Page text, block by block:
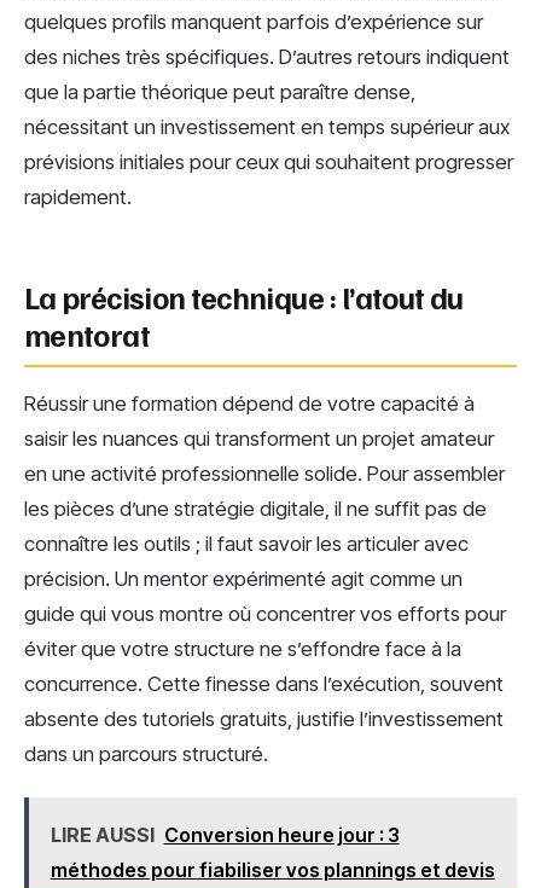
quelques profils manquent parfois d’expérience sur
des niches très spécifiques. D’autres retours indiquent
que la partie théorique peut paraître dense,
nécessitant un investissement en temps supérieur aux
prévisions initiales pour ceux qui souhaitent progresser
rapidement.
La précision technique : l’atout du
mentorat
Réussir une formation dépend de votre capacité à
saisir les nuances qui transforment un projet amateur
en une activité professionnelle solide. Pour assembler
les pièces d’une stratégie digitale, il ne suffit pas de
connaître les outils ; il faut savoir les articuler avec
précision. Un mentor expérimenté agit comme un
guide qui vous montre où concentrer vos efforts pour
éviter que votre structure ne s’effondre face à la
concurrence. Cette finesse dans l’exécution, souvent
absente des tutoriels gratuits, justifie l’investissement
dans un parcours structuré.
LIRE AUSSI Conversion heure jour : 3
méthodes pour fiabiliser vos plannings et devis